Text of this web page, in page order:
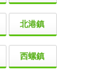
北港鎮
西螺鎮